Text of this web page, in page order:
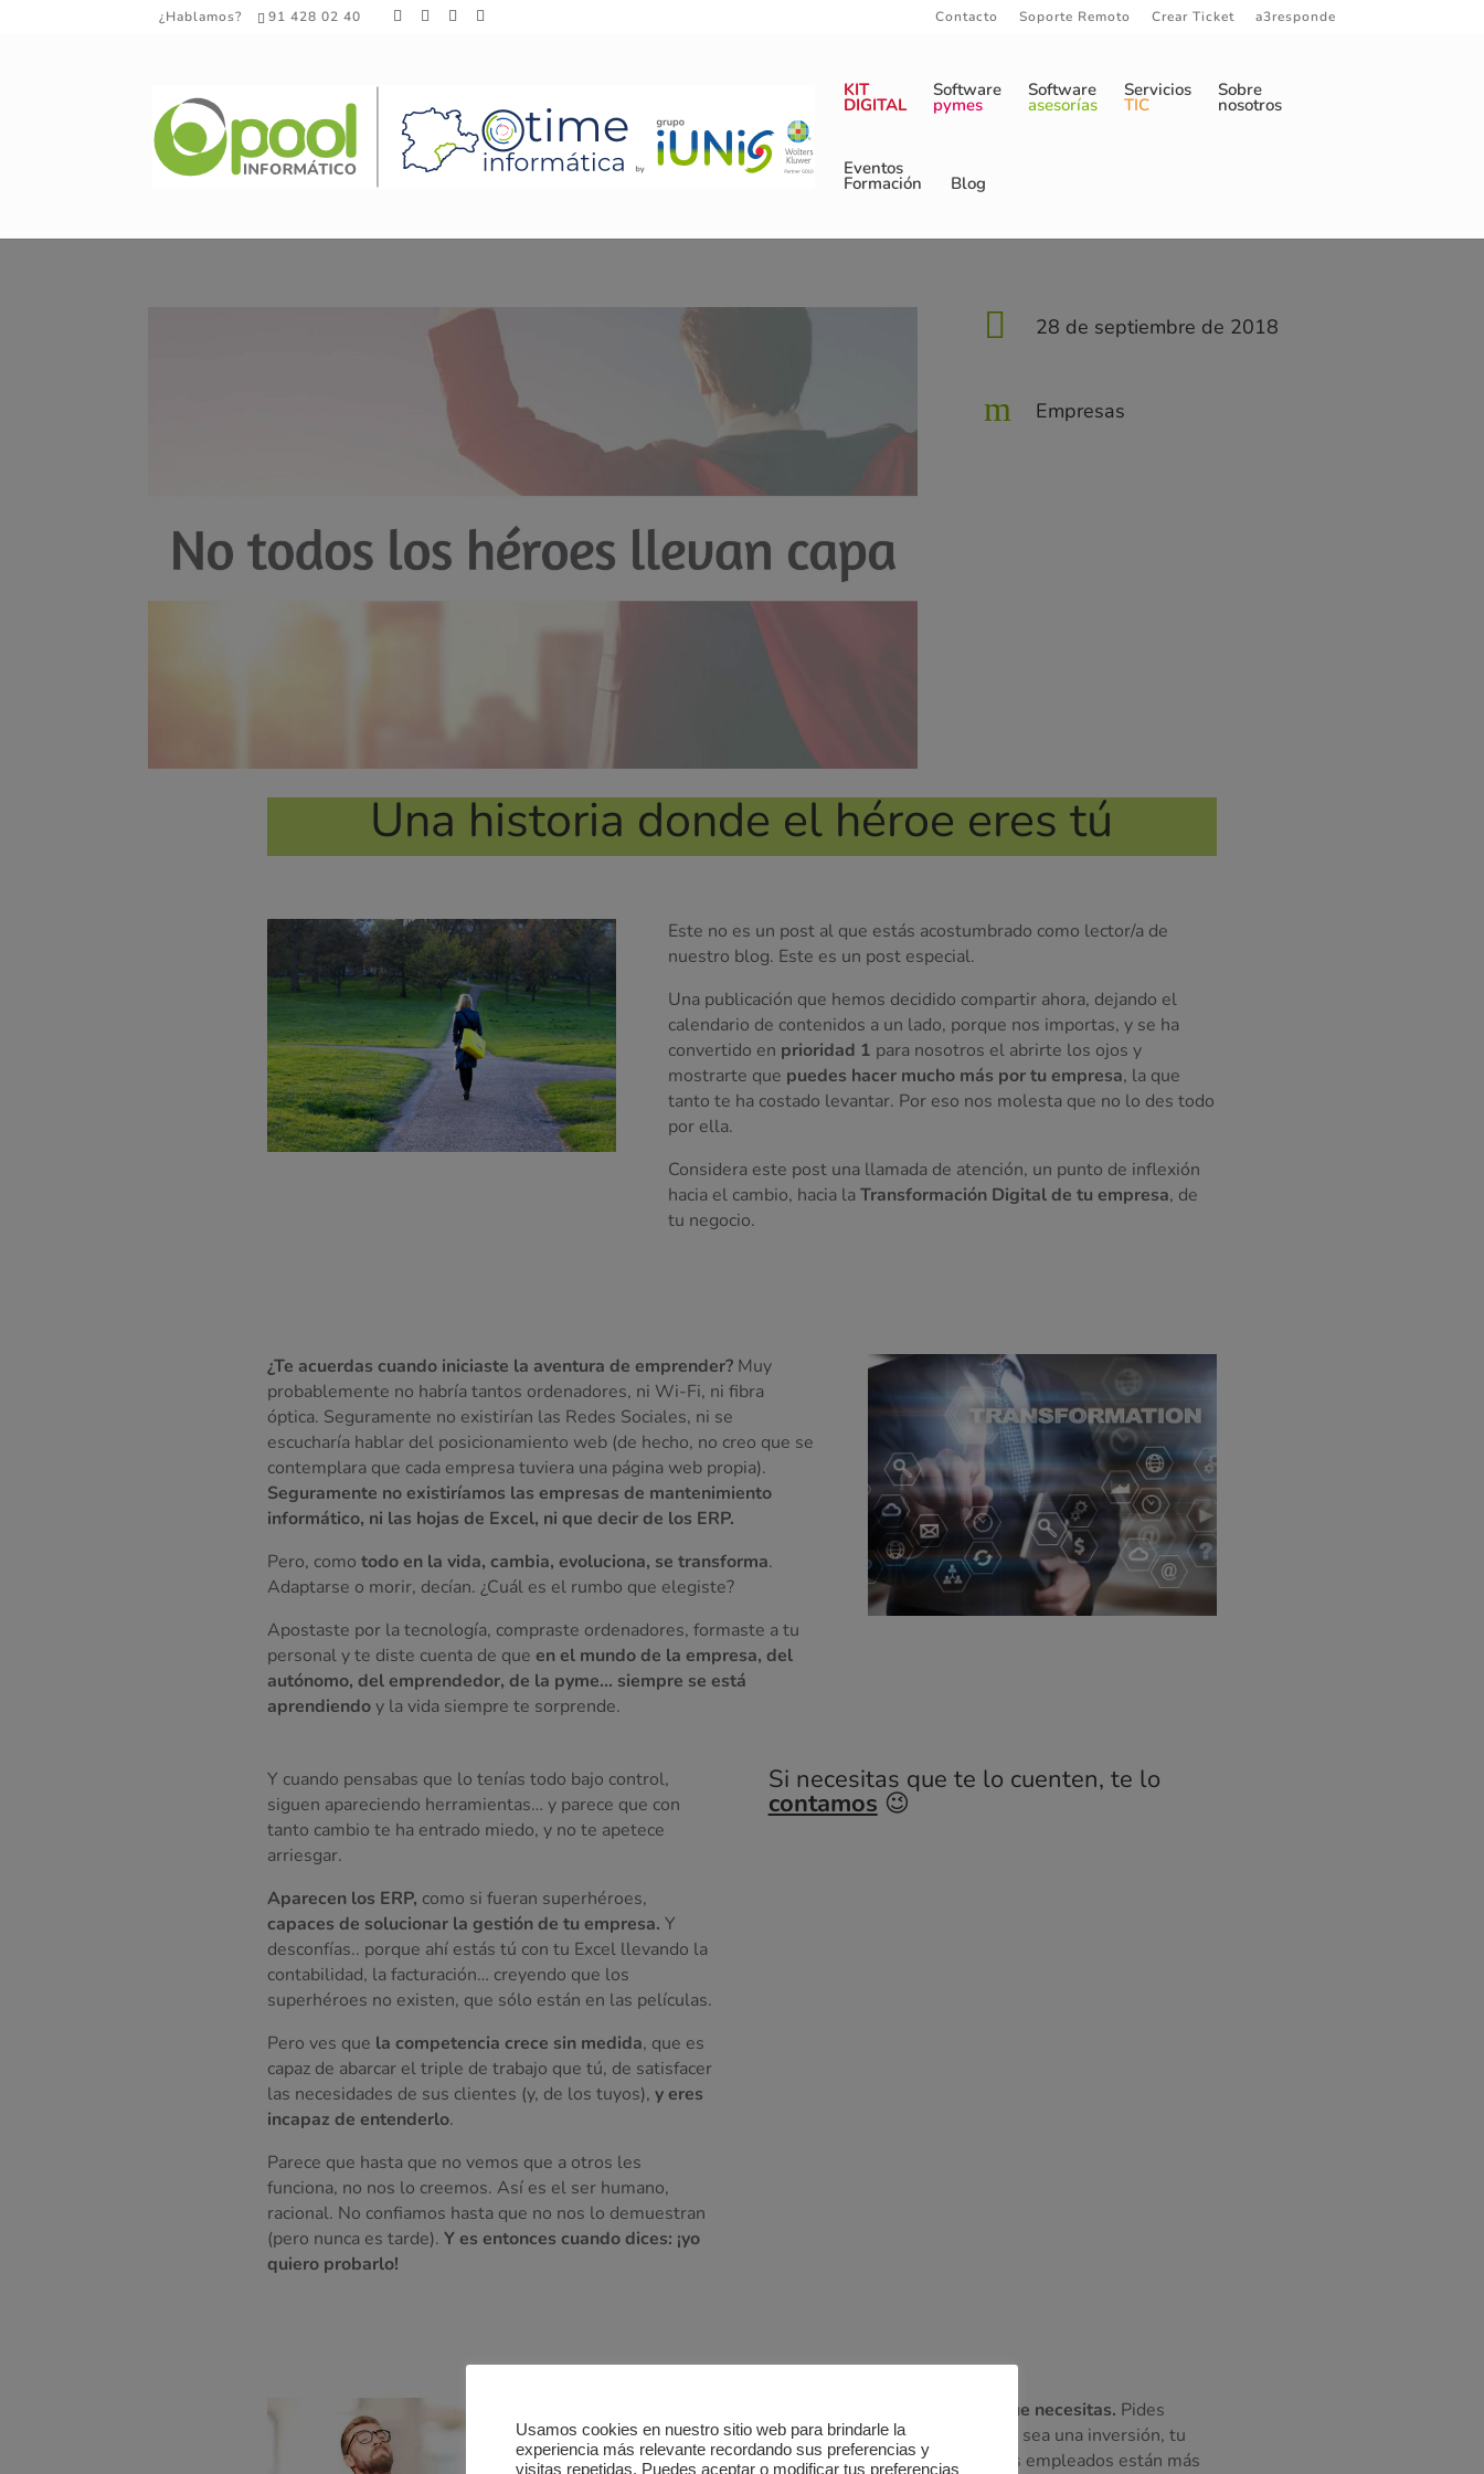
¿Hablamos? 91 428 02 40 Contacto Soporte Remoto Crear Ticket a3responde
KIT
DIGITAL
Software
pymes
Software
asesorías
Servicios
TIC
Sobre
nosotros
Eventos
Formación Blog
 28 de septiembre de 2018
m Empresas
Una historia donde el héroe eres tú
Este no es un post al que estás acostumbrado como lector/a de
nuestro blog. Este es un post especial.
Una publicación que hemos decidido compartir ahora, dejando el
calendario de contenidos a un lado, porque nos importas, y se ha
convertido en prioridad 1 para nosotros el abrirte los ojos y
mostrarte que puedes hacer mucho más por tu empresa, la que
tanto te ha costado levantar. Por eso nos molesta que no lo des todo
por ella.
Considera este post una llamada de atención, un punto de inflexión
hacia el cambio, hacia la Transformación Digital de tu empresa, de
tu negocio.
¿Te acuerdas cuando iniciaste la aventura de emprender?Muy
probablemente no habría tantos ordenadores, ni Wi-Fi, ni fibra
óptica. Seguramente no existirían las Redes Sociales, ni se
escucharía hablar del posicionamiento web (de hecho, no creo que se
contemplara que cada empresa tuviera una página web propia).
Seguramente no existiríamos las empresas de mantenimiento
informático, ni las hojas de Excel, ni que decir de los ERP.
Pero, como todo en la vida, cambia, evoluciona, se transforma.
Adaptarse o morir, decían. ¿Cuál es el rumbo que elegiste?
Apostaste por la tecnología, compraste ordenadores, formaste a tu
personal y te diste cuenta de que en el mundo de la empresa, del
autónomo, del emprendedor, de la pyme… siempre se está
aprendiendoy la vida siempre te sorprende.
Y cuando pensabas que lo tenías todo bajo control,
siguen apareciendo herramientas… y parece que con
tanto cambio te ha entrado miedo, y no te apetece
arriesgar.
Aparecen los ERP, como si fueran superhéroes,
capaces de solucionar la gestión de tu empresa. Y
desconfías.. porque ahí estás tú con tu Excel llevando la
contabilidad, la facturación… creyendo que los
superhéroes no existen, que sólo están en las películas.
Pero ves que la competencia crece sin medida, que es
capaz de abarcar el triple de trabajo que tú, de satisfacer
las necesidades de sus clientes (y, de los tuyos), y eres
incapaz de entenderlo.
Parece que hasta que no vemos que a otros les
funciona, no nos lo creemos. Así es el ser humano,
racional. No confiamos hasta que no nos lo demuestran
(pero nunca es tarde). Y es entonces cuando dices: ¡yo
quiero probarlo!
Si necesitas que te lo cuenten, te lo
contamos 😉
ves el producto, sabes que es lo que necesitas. Pides
presupuesto y te das cuenta de que, aunque sea una inversión, tu
empresa va a crecer. Y no te decepciona. Tus empleados están más
Usamos cookies en nuestro sitio web para brindarle la
experiencia más relevante recordando sus preferencias y
visitas repetidas. Puedes aceptar o modificar tus preferencias